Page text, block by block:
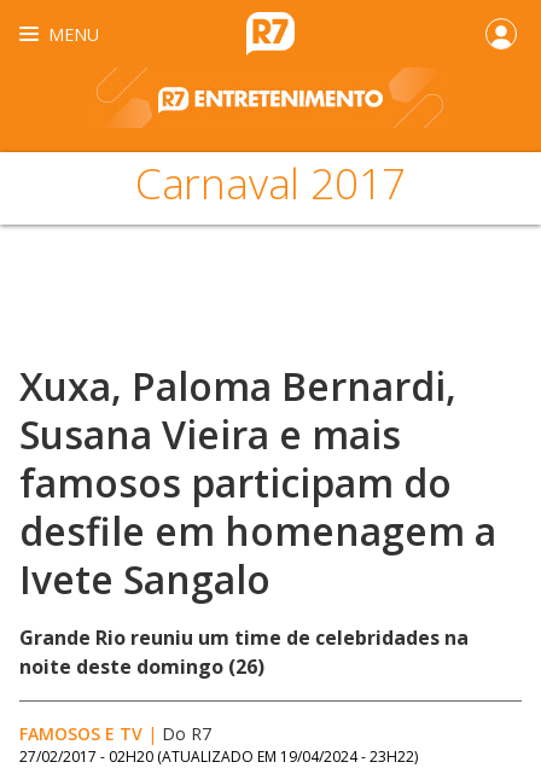
MENU
Carnaval 2017
Xuxa, Paloma Bernardi,
Susana Vieira e mais
famosos participam do
desfile em homenagem a
Ivete Sangalo
Grande Rio reuniu um time de celebridades na
noite deste domingo (26)
FAMOSOS E TV | Do R7
27/02/2017 - 02H20 (ATUALIZADO EM 19/04/2024 - 23H22)